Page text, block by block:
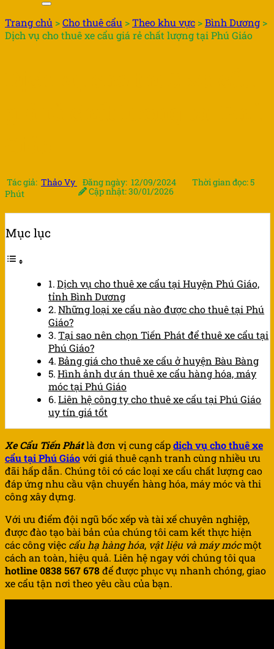
Trang chủ >Cho thuê cẩu >Theo khu vực >Bình Dương >
Dịch vụ cho thuê xe cẩu giá rẻ chất lượng tại Phú Giáo
Tác giả: Thảo Vy Đăng ngày: 12/09/2024
Thời gian đọc: 5
Phút
Cập nhật: 30/01/2026
Mục lục
Dịch vụ cho thuê xe cẩu tại Huyện Phú Giáo,
tỉnh Bình Dương
Những loại xe cẩu nào được cho thuê tại Phú
Giáo?
Tại sao nên chọn Tiến Phát để thuê xe cẩu tại
Phú Giáo?
Bảng giá cho thuê xe cẩu ở huyện Bàu Bàng
Hình ảnh dự án thuê xe cẩu hàng hóa, máy
móc tại Phú Giáo
Liên hệ công ty cho thuê xe cẩu tại Phú Giáo
uy tín giá tốt
Xe Cẩu Tiến Phátlà đơn vị cung cấpdịch vụ cho thuê xe
cẩu tại Phú Giáovới giá thuê cạnh tranh cùng nhiều ưu
đãi hấp dẫn. Chúng tôi có các loại xe cẩu chất lượng cao
đáp ứng nhu cầu vận chuyển hàng hóa, máy móc và thi
công xây dựng.
Với ưu điểm đội ngũ bốc xếp và tài xế chuyên nghiệp,
được đào tạo bài bản của chúng tôi cam kết thực hiện
các công việc cẩu hạ hàng hóa, vật liệu và máy mócmột
cách an toàn, hiệu quả. Liên hệ ngay với chúng tôi qua
hotline 0838 567 678để được phục vụ nhanh chóng, giao
xe cẩu tận nơi theo yêu cầu của bạn.